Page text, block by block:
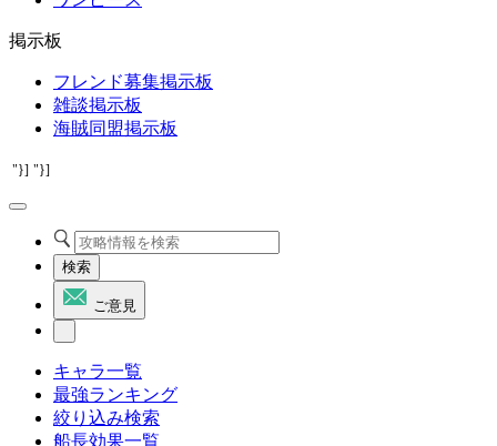
掲示板
フレンド募集掲示板
雑談掲示板
海賊同盟掲示板
"}] "}]
検索
ご意見
キャラ一覧
最強ランキング
絞り込み検索
船長効果一覧